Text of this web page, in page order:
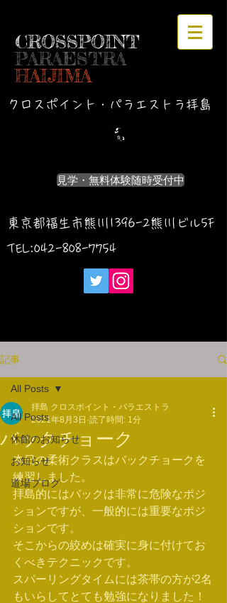
CROSSPOINT
PARAESTRA
HAIJIMA
クロスポイント・パラエストラ拝島
見学・無料体験随時受付中
東京都福生市熊川1396-2熊川ビル5F
TEL:042-808-7754
記事
All Posts
休館のお知らせ
お知らせ
道場ブログ
All Posts
バックチョーク
拝島 クロスポイント・パラエストラ
2021年8月3日 読了時間: 1分
本日の柔術クラスはバックチョークを
練習しました。
拝島的にはバックは非常に危険なポジ
ションですが、一般的には重要なポジ
ションです。
そこからの絞めは確実に身に付けてお
くべきテクニックです。
スパーリングタイムには茶帯の方が2名
もいらしてとても勉強になりました！